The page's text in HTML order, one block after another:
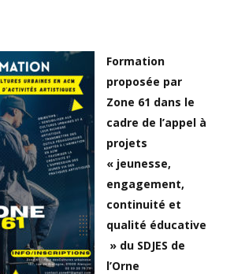
Formation
proposée par
Zone 61 dans le
cadre de l’appel à
projets
« jeunesse,
engagement,
continuité et
qualité éducative
» du SDJES de
l’Orne